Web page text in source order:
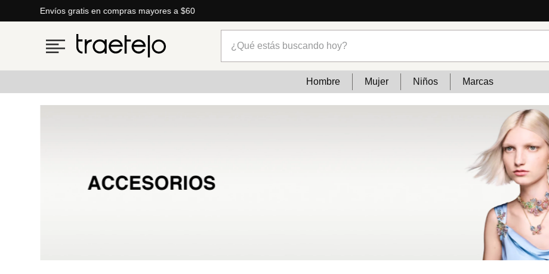
Lo que está de moda en Venezuela: marcas, estilo y tendencias
Hombre Mujer Niños Marcas
Términos más buscados
carteras